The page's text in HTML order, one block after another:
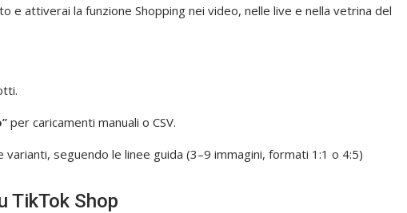
e attiverai la funzione Shopping nei video, nelle live e nella vetrina del
per caricamenti manuali o CSV.
seguendo le linee guida (3–9 immagini, formati 1:1 o 4:5)
TikTok Shop